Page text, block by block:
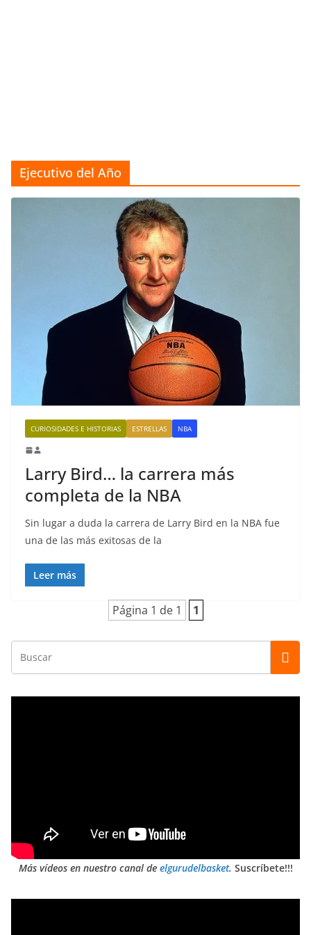
Ejecutivo del Año
CURIOSIDADES E HISTORIAS ESTRELLAS NBA
Larry Bird… la carrera más
completa de la NBA
Sin lugar a duda la carrera de Larry Bird en la NBA fue
una de las más exitosas de la
Leer más
Página 1 de 1 1
Más vídeos en nuestro canal de elgurudelbasket. Suscríbete!!!